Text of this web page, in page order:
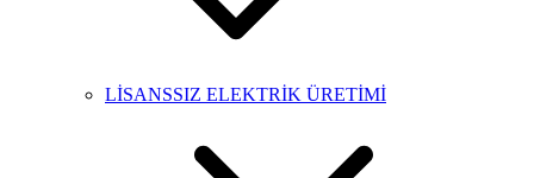
LİSANSSIZ ELEKTRİK ÜRETİMİ